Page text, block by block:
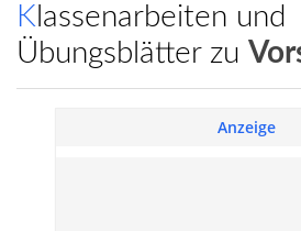
Klassenarbeiten und
Übungsblätter zu
Anzeige